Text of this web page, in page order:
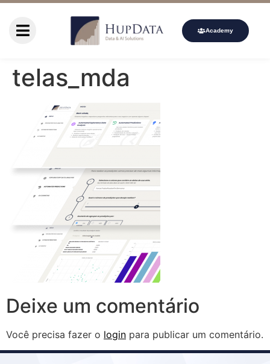
Academy
telas_mda
Deixe um comentário
Você precisa fazer o login para publicar um comentário.